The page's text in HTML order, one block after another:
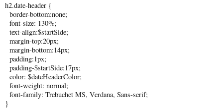
h2.date-header {
border-bottom:none;
font-size: 130%;
text-align:$startSide;
margin-top:20px;
margin-bottom:14px;
padding:1px;
padding-$startSide:17px;
color: $dateHeaderColor;
font-weight: normal;
font-family: Trebuchet MS, Verdana, Sans-serif;
}